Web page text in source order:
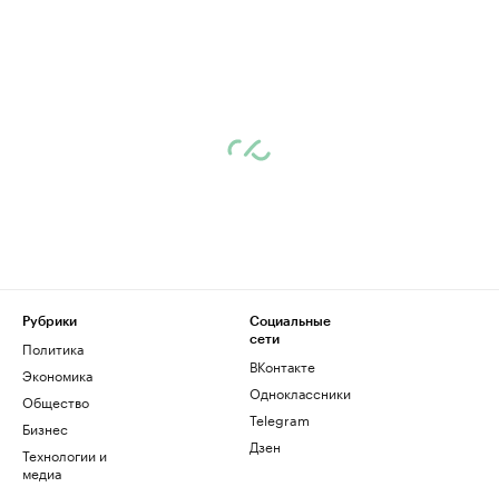
Рубрики
Политика
Экономика
Общество
Бизнес
Технологии и
медиа
Социальные
сети
ВКонтакте
Одноклассники
Telegram
Дзен